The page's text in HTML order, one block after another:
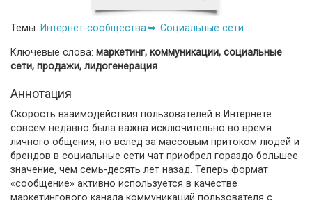
Темы: Интернет-сообщества Социальные сети
Ключевые слова: маркетинг, коммуникации, социальные
сети, продажи, лидогенерация
Аннотация
Скорость взаимодействия пользователей в Интернете
совсем недавно была важна исключительно во время
личного общения, но вслед за массовым притоком людей и
брендов в социальные сети чат приобрел гораздо большее
значение, чем семь-десять лет назад. Теперь формат
«сообщение» активно используется в качестве
маркетингового канала коммуникаций пользователя с